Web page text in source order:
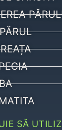
SĂ